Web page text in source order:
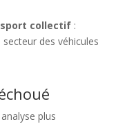
collectif:
des véhicules
plus